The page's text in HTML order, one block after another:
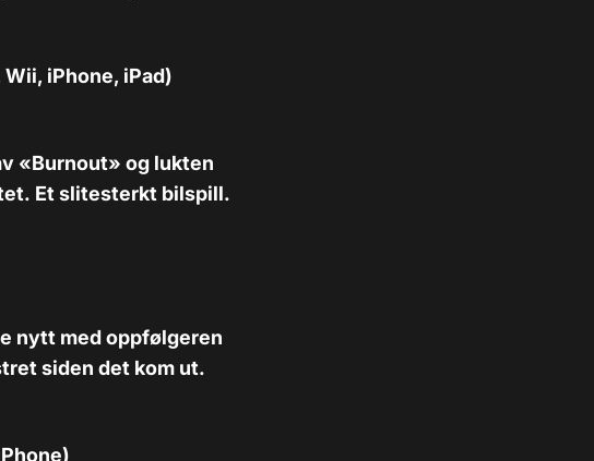
iPhone, iPad)
«Burnout» og lukten
Et slitesterkt bilspill.
nytt med oppfølgeren
siden det kom ut.